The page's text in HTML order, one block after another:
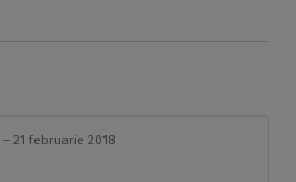
– 21 februarie 2018